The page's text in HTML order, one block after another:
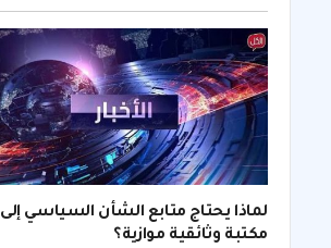
لماذا يحتاج متابع الشأن السياسي إلى
مكتبة وثائقية موازية؟